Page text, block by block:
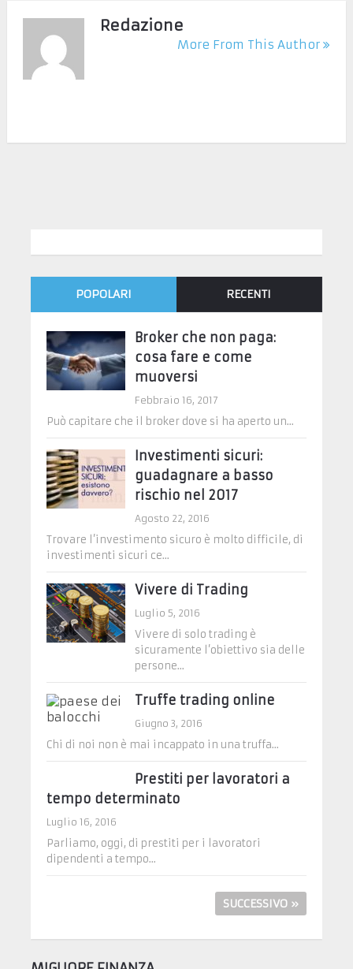
Redazione
More From This Author
POPOLARI RECENTI
Broker che non paga:
cosa fare e come
muoversi
Febbraio 16, 2017
Può capitare che il broker dove si ha aperto un...
Investimenti sicuri:
guadagnare a basso
rischio nel 2017
Agosto 22, 2016
Trovare l’investimento sicuro è molto difficile, di
investimenti sicuri ce...
Vivere di Trading
Luglio 5, 2016
Vivere di solo trading è
sicuramente l’obiettivo sia delle
persone...
Truffe trading online
Giugno 3, 2016
Chi di noi non è mai incappato in una truffa...
Prestiti per lavoratori a
tempo determinato
Luglio 16, 2016
Parliamo, oggi, di prestiti per i lavoratori
dipendenti a tempo...
SUCCESSIVO »